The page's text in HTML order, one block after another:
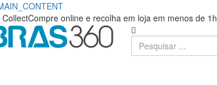
CollectCompre online e recolha em loja em menos de 1h